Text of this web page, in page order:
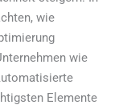
wie
wie
Elemente